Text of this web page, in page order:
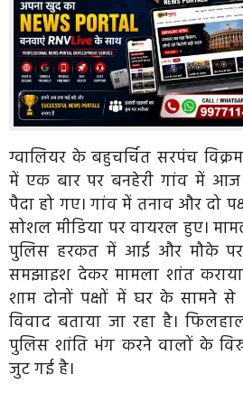
ग्वालियर के बहुचर्चित सरपंच
में एक बार पर बनहेरी गांव में
पैदा हो गए। गांव में तनाव और दो
सोशल मीडिया पर वायरल हुए।
पुलिस हरकत में आई और मौके पर
समझाइश देकर मामला शांत
शाम दोनों पक्षों में घर के
विवाद बताया जा रहा है।
पुलिस शांति भंग करने वालों के
जुट गई है।